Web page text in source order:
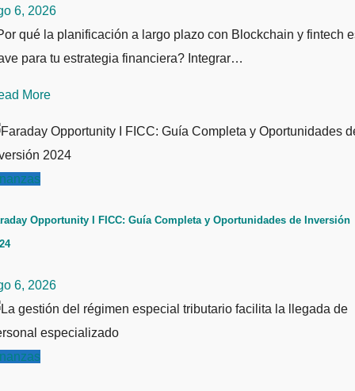
6, 2026
qué la planificación a largo plazo con Blockchain y fintech
para tu estrategia financiera? Integrar…
More
Opportunity I FICC: Guía Completa y Oportunidades de Inversión
6, 2026